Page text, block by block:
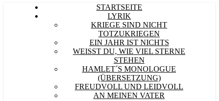
STARTSEITE
LYRIK
KRIEGE SIND NICHT
TOTZUKRIEGEN
EIN JAHR IST NICHTS
WEISST DU, WIE VIEL STERNE S
TEHEN
HAMLET´S MONOLOGUE
(ÜBERSETZUNG)
FREUDVOLL UND LEIDVOLL
AN MEINEN VATER